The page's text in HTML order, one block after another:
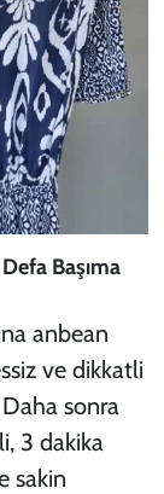
Başıma
anbean
ve dikkatli
sonra
3 dakika
sakin